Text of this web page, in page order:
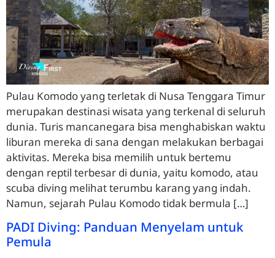
Pulau Komodo yang terletak di Nusa Tenggara Timur
merupakan destinasi wisata yang terkenal di seluruh
dunia. Turis mancanegara bisa menghabiskan waktu
liburan mereka di sana dengan melakukan berbagai
aktivitas. Mereka bisa memilih untuk bertemu
dengan reptil terbesar di dunia, yaitu komodo, atau
scuba diving melihat terumbu karang yang indah.
Namun, sejarah Pulau Komodo tidak bermula […]
PADI Diving: Panduan Menyelam untuk
Pemula